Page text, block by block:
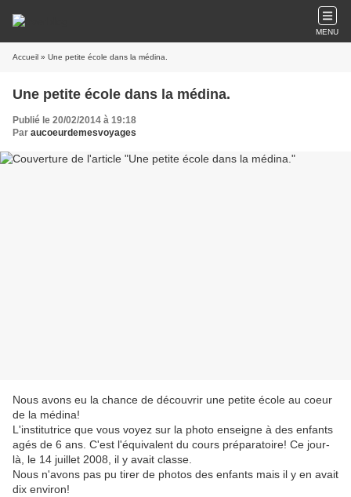
MENU
Accueil » Une petite école dans la médina.
Une petite école dans la médina.
Publié le 20/02/2014 à 19:18
Par aucoeurdemesvoyages
Nous avons eu la chance de découvrir une petite école au coeur
de la médina!
L'institutrice que vous voyez sur la photo enseigne à des enfants
agés de 6 ans. C'est l'équivalent du cours préparatoire! Ce jour-
là, le 14 juillet 2008, il y avait classe.
Nous n'avons pas pu tirer de photos des enfants mais il y en avait
dix environ!